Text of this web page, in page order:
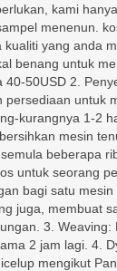
kami
menenun.
kualiti yang anda
benang untuk
40-50USD 2.
persediaan untuk
kurangnya 1-2
mesin
beberapa
untuk seorang
bagi satu
juga, membuat
3. Weaving:
2 jam lagi. 4.
mengikut